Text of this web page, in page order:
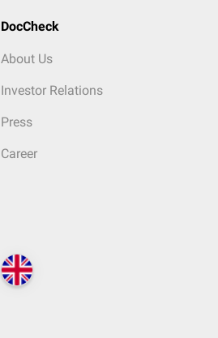
DocCheck
About Us
Investor Relations
Press
Career